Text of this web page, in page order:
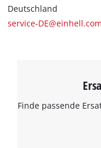
Deutschland
service-DE@einhell.com
Finde passende